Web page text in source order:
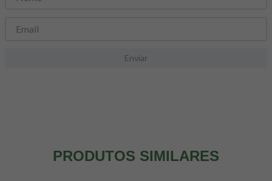
Enviar
PRODUTOS SIMILARES
8º snack proteico mundo verde
9 psyllium